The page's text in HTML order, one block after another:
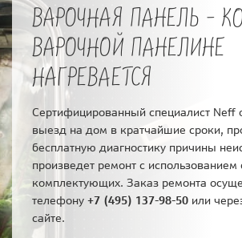
ВАРОЧНАЯ ПАНЕЛЬ -
ВАРОЧНОЙ ПАНЕЛИНЕ
НАГРЕВАЕТСЯ
Сертифицированный специалист Neff
выезд на дом в кратчайшие сроки,
бесплатную диагностику причины
произведет ремонт с использованием
комплектующих. Заказ ремонта
телефону +7 (495) 137-98-50 или
сайте.